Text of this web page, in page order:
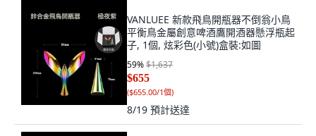
VANLUEE 新款飛鳥開瓶器不倒翁小鳥
平衡鳥金屬創意啤酒鷹開酒器懸浮瓶起
子, 1個, 炫彩色(小號)盒裝:如圖
59%$1,637
$655
($655.00/1個)
8/19 預計送達